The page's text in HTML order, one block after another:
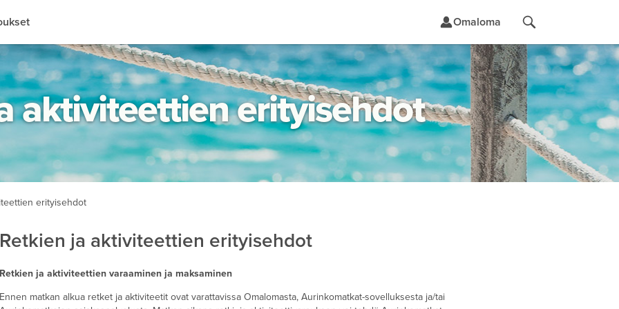
Helsinki
Oulu
Rovaniemi
Kuopio
Rooma
Lontoo
Kööpenhamina
Pariisi
Katso kaikki Kaupunkilomat
Kesän lomamatkat
Talven lomamatkat
Katso kaikki kohteet
Sportti Liikuntaesteetön
Huoneita uima-altaalla Ympäristösertifioidut hotellit
Omaloma
aktiviteettien erityisehdot
erityisehdot
Retkien ja aktiviteettien erityisehdot
Retkien ja aktiviteettien varaaminen ja maksaminen
Ennen matkan alkua retket ja aktiviteetit ovat varattavissa Omalomasta, Aurinkomatkat-sovelluksesta ja/tai